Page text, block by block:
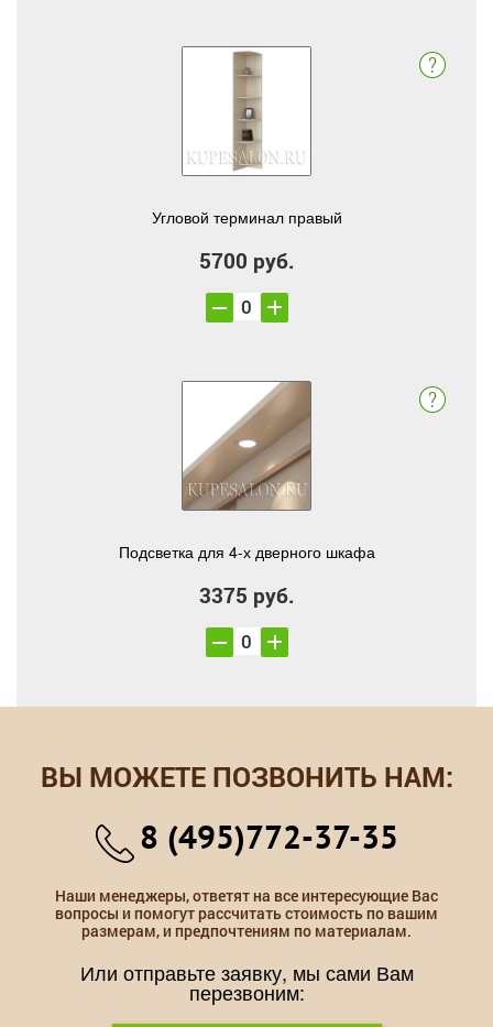
Угловой терминал правый
5700 руб.
Подсветка для 4-х дверного шкафа
3375 руб.
ВЫ МОЖЕТЕ ПОЗВОНИТЬ НАМ:
8 (495)772-37-35
Наши менеджеры, ответят на все интересующие Вас
вопросы и помогут рассчитать стоимость по вашим
размерам, и предпочтениям по материалам.
Или отправьте заявку, мы сами Вам
перезвоним: